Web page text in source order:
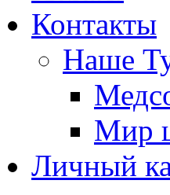
Контакты
Наше
Мир
Личный